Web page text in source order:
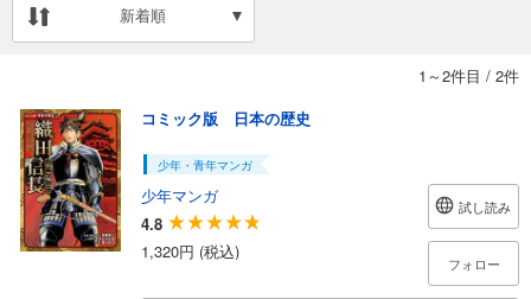
新着順
1～2件目 / 2件
コミック版 日本の歴史
少年・青年マンガ
少年マンガ
4.8
1,320円 (税込)
試し読み
フォロー